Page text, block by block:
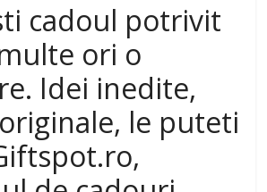
cadoul potrivit
ori o
Idei inedite,
le puteti